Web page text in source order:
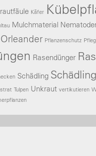
Käfer
Mulchmaterial
Orleander Pflanzenschutz
Rasendünger
Schädling
Tulpen Unkraut vertikutieren